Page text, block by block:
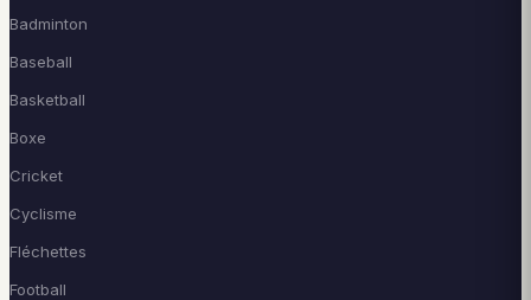
Badminton
Baseball
Basketball
Boxe
Cricket
Cyclisme
Fléchettes
Football